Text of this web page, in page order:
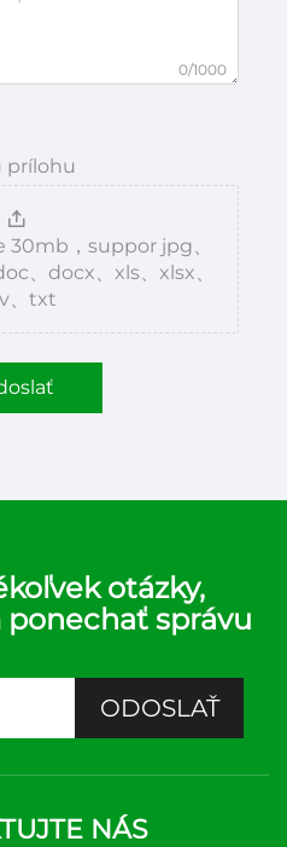
0/1000
prílohu
30mb，suppor jpg、
、docx、xls、xlsx、
、txt
otázky,
správu
ODOSLAŤ
NÁS